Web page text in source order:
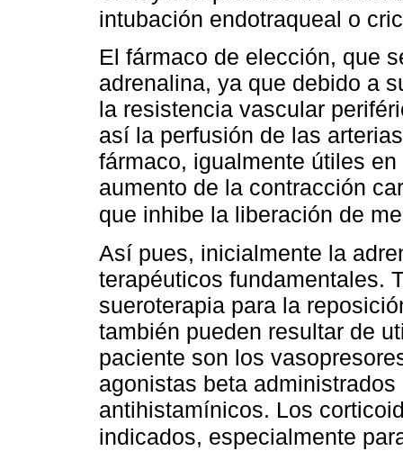
intubación endotraqueal o
El fármaco de elección, que
adrenalina, ya que debido a
la resistencia vascular
así la perfusión de las
fármaco, igualmente útiles
aumento de la contracción
que inhibe la liberación de
Así pues, inicialmente la
terapéuticos fundamentales.
sueroterapia para la
también pueden resultar de
paciente son los
agonistas beta
antihistamínicos. Los
indicados, especialmente